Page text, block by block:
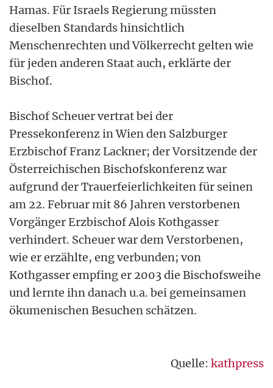
Hamas. Für Israels Regierung müssten
dieselben Standards hinsichtlich
Menschenrechten und Völkerrecht gelten wie
für jeden anderen Staat auch, erklärte der
Bischof.
Bischof Scheuer vertrat bei der
Pressekonferenz in Wien den Salzburger
Erzbischof Franz Lackner; der Vorsitzende der
Österreichischen Bischofskonferenz war
aufgrund der Trauerfeierlichkeiten für seinen
am 22. Februar mit 86 Jahren verstorbenen
Vorgänger Erzbischof Alois Kothgasser
verhindert. Scheuer war dem Verstorbenen,
wie er erzählte, eng verbunden; von
Kothgasser empfing er 2003 die Bischofsweihe
und lernte ihn danach u.a. bei gemeinsamen
ökumenischen Besuchen schätzen.
Quelle: kathpress